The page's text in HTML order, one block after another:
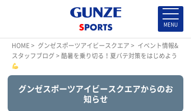
HOME> グンゼスポーツアイビースクエア > イベント情報&
スタッフブログ> 酷暑を乗り切る！夏バテ対策をはじめよう
グンゼスポーツアイビースクエアからのお
知らせ